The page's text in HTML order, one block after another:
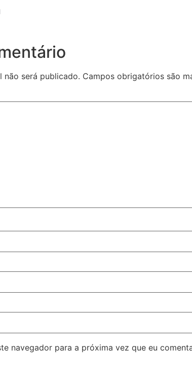
não será publicado. Campos obrigatórios são
navegador para a próxima vez que eu